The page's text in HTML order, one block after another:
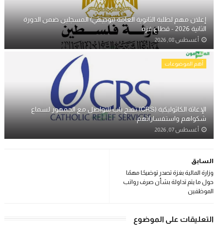
إعلان مهم لطلبة الثانوية العامة (توجيهي) المسجلين ضمن الدورة
الثانية 2026 - قطاع غزة
أغسطس 08, 2026
أهم الموضوعات
الإغاثة الكاثوليكية (CRS) تفتح باب للتواصل مع الجمهور لسماع
شكواهم واستفساراتهم.
أغسطس 07, 2026
السابق
وزارة المالية بغزة تصدر توضيحًا مهمًا
حول ما يتم تداولة بشأن صرف رواتب
الموظفين
التعليقات على الموضوع